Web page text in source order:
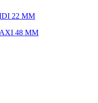
22 ММ
48 ММ